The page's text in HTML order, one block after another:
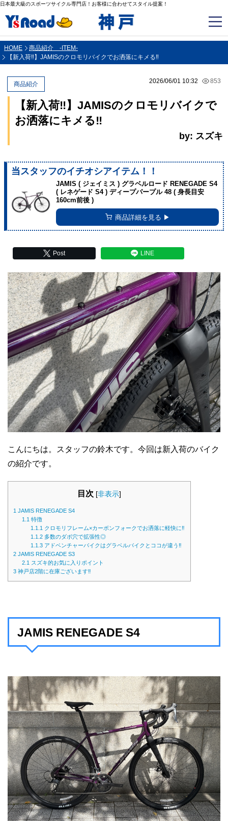
日本最大級のスポーツサイクル専門店！お客様に合わせてスタイル提案！
HOME
商品紹介 -ITEM-
【新入荷‼】JAMISのクロモリバイクでお洒落にキメる‼
2026/06/01 10:32 853
商品紹介
【新入荷‼】JAMISのクロモリバイクで
お洒落にキメる‼
by: スズキ
当スタッフのイチオシアイテム！！
JAMIS ( ジェイミス ) グラベルロード RENEGADE S4
( レネゲード S4 ) ディープパープル 48 ( 身長目安
160cm前後 )
商品詳細を見る ▶︎
Post LINE
こんにちは。スタッフの鈴木です。今回は新入荷のバイク
の紹介です。
目次 [非表示]
1 JAMIS RENEGADE S4
1.1 特徴
1.1.1 クロモリフレーム×カーボンフォークでお洒落に軽快に‼
1.1.2 多数のダボ穴で拡張性◎
1.1.3 アドベンチャーバイクはグラベルバイクとココが違う‼
2 JAMIS RENEGADE S3
2.1 スズキ的お気に入りポイント
3 神戸店2階に在庫ございます‼
JAMIS RENEGADE S4